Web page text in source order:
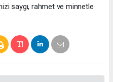
saygı, rahmet ve minnetle